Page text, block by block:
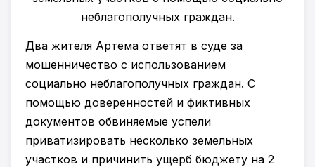
Два жителя Артема ответят в суде за
мошенничество с использованием
социально неблагополучных граждан. С
помощью доверенностей и фиктивных
документов обвиняемые успели
приватизировать несколько земельных
участков и причинить ущерб бюджету на 2